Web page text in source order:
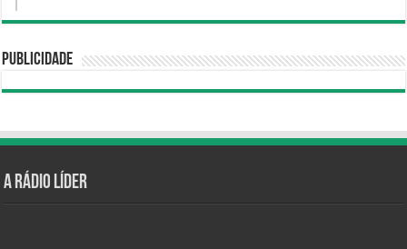
Publicidade
A Rádio Líder